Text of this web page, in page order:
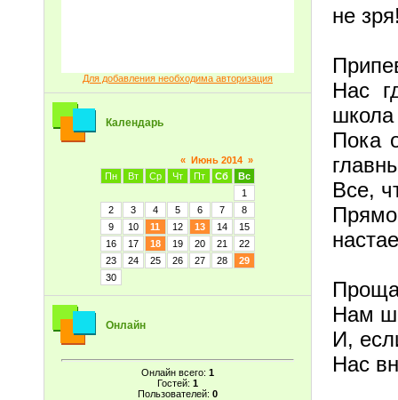
Для добавления необходима авторизация
Календарь
« Июнь 2014 »
Пн
Вт Ср Чт Пт Сб
Вс
1
2
3 4 5 6 7
8
9
10 11 12 13 14
15
16
17 18 19 20 21
22
23
24 25 26 27 28
29
30
Онлайн
Онлайн всего: 1
Гостей: 1
Пользователей: 0
не
Нас
школа
Пока
Все,
Нам
И,
Нас